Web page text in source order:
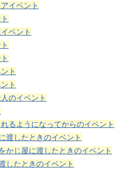
イベント
ベント
ト
ト
のイベント
るようになってからのイベント
渡したときのイベント
かじ屋に渡したときのイベント
したときのイベント